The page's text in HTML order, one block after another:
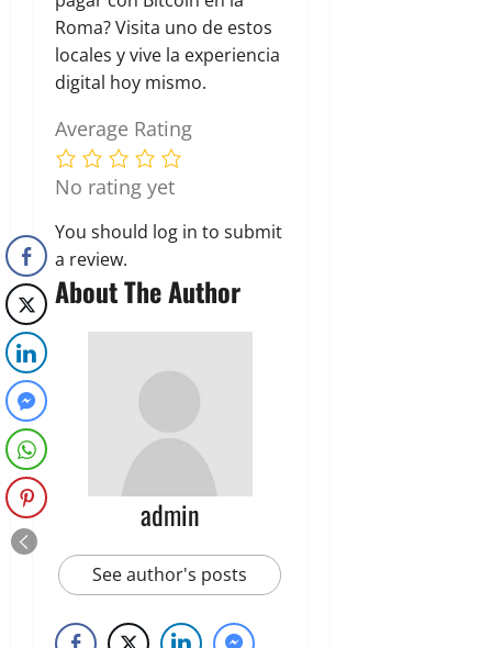
Roma? Visita uno de estos
locales y vive la experiencia
digital hoy mismo.
Average Rating
No rating yet
You should log in to submit
a review.
About The Author
admin
See author's posts